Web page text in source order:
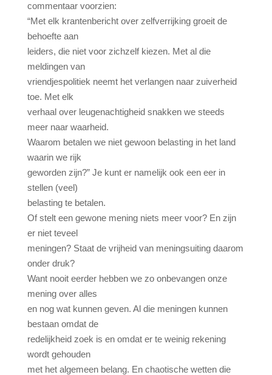
commentaar voorzien:
“Met elk krantenbericht over zelfverrijking groeit de
behoefte aan
leiders, die niet voor zichzelf kiezen. Met al die
meldingen van
vriendjespolitiek neemt het verlangen naar zuiverheid
toe. Met elk
verhaal over leugenachtigheid snakken we steeds
meer naar waarheid.
Waarom betalen we niet gewoon belasting in het land
waarin we rijk
geworden zijn?” Je kunt er namelijk ook een eer in
stellen (veel)
belasting te betalen.
Of stelt een gewone mening niets meer voor? En zijn
er niet teveel
meningen? Staat de vrijheid van meningsuiting daarom
onder druk?
Want nooit eerder hebben we zo onbevangen onze
mening over alles
en nog wat kunnen geven. Al die meningen kunnen
bestaan omdat de
redelijkheid zoek is en omdat er te weinig rekening
wordt gehouden
met het algemeen belang. En chaotische wetten die